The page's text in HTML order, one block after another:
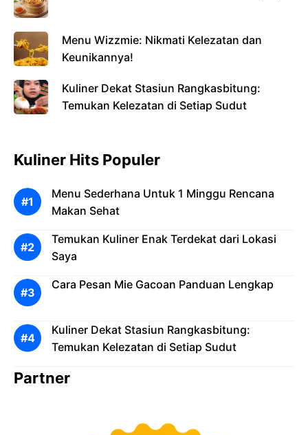
Menu Wizzmie: Nikmati Kelezatan dan
Keunikannya!
Kuliner Dekat Stasiun Rangkasbitung:
Temukan Kelezatan di Setiap Sudut
Kuliner Hits Populer
Menu Sederhana Untuk 1 Minggu Rencana
Makan Sehat
Temukan Kuliner Enak Terdekat dari Lokasi
Saya
Cara Pesan Mie Gacoan Panduan Lengkap
Kuliner Dekat Stasiun Rangkasbitung:
Temukan Kelezatan di Setiap Sudut
Partner